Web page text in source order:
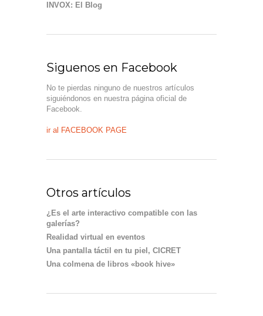
INVOX: El Blog
Siguenos en Facebook
No te pierdas ninguno de nuestros artículos
siguiéndonos en nuestra página oficial de
Facebook.
ir al FACEBOOK PAGE
Otros artículos
¿Es el arte interactivo compatible con las
galerías?
Realidad virtual en eventos
Una pantalla táctil en tu piel, CICRET
Una colmena de libros «book hive»